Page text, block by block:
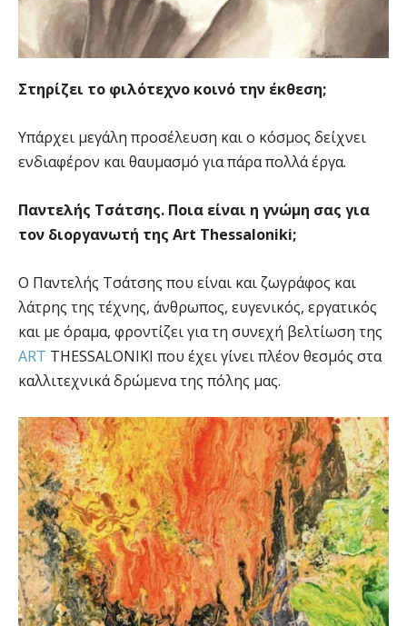
Στηρίζει το φιλότεχνο κοινό την έκθεση;
Υπάρχει μεγάλη προσέλευση και ο κόσμος δείχνει
ενδιαφέρον και θαυμασμό για πάρα πολλά έργα.
Παντελής Τσάτσης. Ποια είναι η γνώμη σας για
τον διοργανωτή της Art Thessaloniki;
Ο Παντελής Τσάτσης που είναι και ζωγράφος και
λάτρης της τέχνης, άνθρωπος, ευγενικός, εργατικός
και με όραμα, φροντίζει για τη συνεχή βελτίωση της
ART THESSALONIKI που έχει γίνει πλέον θεσμός στα
καλλιτεχνικά δρώμενα της πόλης μας.